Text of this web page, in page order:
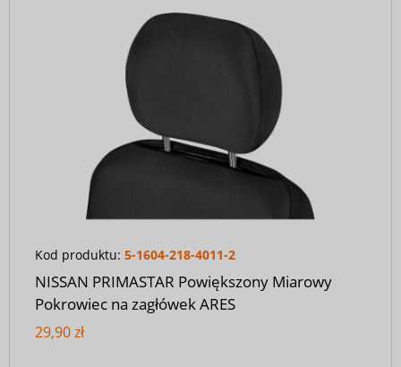
Kod produktu: 5-1604-218-4011-2
NISSAN PRIMASTAR Powiększony Miarowy
Pokrowiec na zagłówek ARES
29,90 zł